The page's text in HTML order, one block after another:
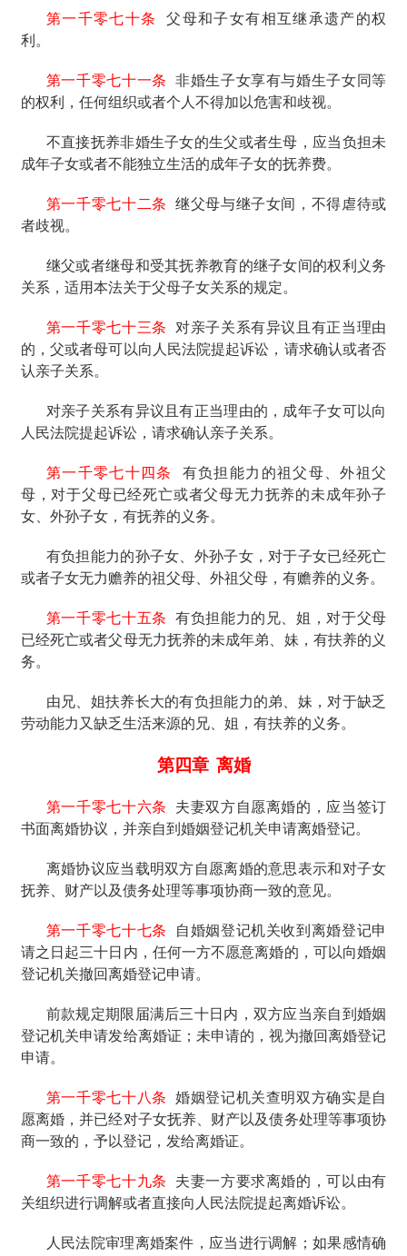
第一千零七十条
父母和子女有相互继承遗产的权
利。
第一千零七十一条
非婚生子女享有与婚生子女同等
的权利，任何组织或者个人不得加以危害和歧视。
不直接抚养非婚生子女的生父或者生母，应当负担未
成年子女或者不能独立生活的成年子女的抚养费。
第一千零七十二条
继父母与继子女间，不得虐待或
者歧视。
继父或者继母和受其抚养教育的继子女间的权利义务
关系，适用本法关于父母子女关系的规定。
第一千零七十三条
对亲子关系有异议且有正当理由
的，父或者母可以向人民法院提起诉讼，请求确认或者否
认亲子关系。
对亲子关系有异议且有正当理由的，成年子女可以向
人民法院提起诉讼，请求确认亲子关系。
第一千零七十四条
有负担能力的祖父母、外祖父
母，对于父母已经死亡或者父母无力抚养的未成年孙子
女、外孙子女，有抚养的义务。
有负担能力的孙子女、外孙子女，对于子女已经死亡
或者子女无力赡养的祖父母、外祖父母，有赡养的义务。
第一千零七十五条
有负担能力的兄、姐，对于父母
已经死亡或者父母无力抚养的未成年弟、妹，有扶养的义
务。
由兄、姐扶养长大的有负担能力的弟、妹，对于缺乏
劳动能力又缺乏生活来源的兄、姐，有扶养的义务。
第四章 离婚
第一千零七十六条
夫妻双方自愿离婚的，应当签订
书面离婚协议，并亲自到婚姻登记机关申请离婚登记。
离婚协议应当载明双方自愿离婚的意思表示和对子女
抚养、财产以及债务处理等事项协商一致的意见。
第一千零七十七条
自婚姻登记机关收到离婚登记申
请之日起三十日内，任何一方不愿意离婚的，可以向婚姻
登记机关撤回离婚登记申请。
前款规定期限届满后三十日内，双方应当亲自到婚姻
登记机关申请发给离婚证；未申请的，视为撤回离婚登记
申请。
第一千零七十八条
婚姻登记机关查明双方确实是自
愿离婚，并已经对子女抚养、财产以及债务处理等事项协
商一致的，予以登记，发给离婚证。
第一千零七十九条
夫妻一方要求离婚的，可以由有
关组织进行调解或者直接向人民法院提起离婚诉讼。
人民法院审理离婚案件，应当进行调解；如果感情确